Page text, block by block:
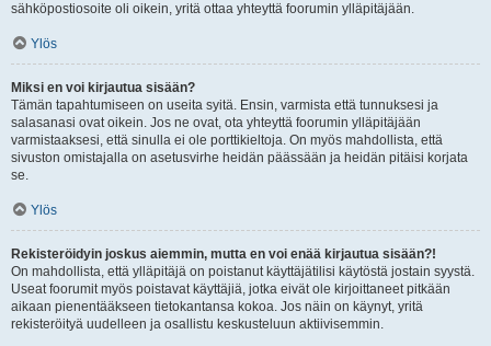
sähköpostiosoite oli oikein, yritä ottaa yhteyttä foorumin ylläpitäjään.
Ylös
Miksi en voi kirjautua sisään?
Tämän tapahtumiseen on useita syitä. Ensin, varmista että tunnuksesi ja
salasanasi ovat oikein. Jos ne ovat, ota yhteyttä foorumin ylläpitäjään
varmistaaksesi, että sinulla ei ole porttikieltoja. On myös mahdollista, että
sivuston omistajalla on asetusvirhe heidän päässään ja heidän pitäisi korjata
se.
Ylös
Rekisteröidyin joskus aiemmin, mutta en voi enää kirjautua sisään?!
On mahdollista, että ylläpitäjä on poistanut käyttäjätilisi käytöstä jostain syystä.
Useat foorumit myös poistavat käyttäjiä, jotka eivät ole kirjoittaneet pitkään
aikaan pienentääkseen tietokantansa kokoa. Jos näin on käynyt, yritä
rekisteröityä uudelleen ja osallistu keskusteluun aktiivisemmin.